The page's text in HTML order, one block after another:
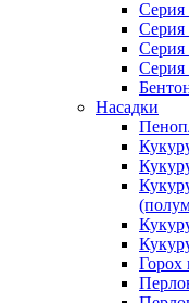
Серия
Насадки
Горох